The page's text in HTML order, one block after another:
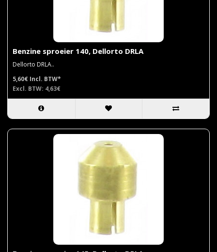
Benzine sproeier 140, Dellorto DRLA
Dellorto DRLA..
5,60€ Incl. BTW*
Excl. BTW: 4,63€